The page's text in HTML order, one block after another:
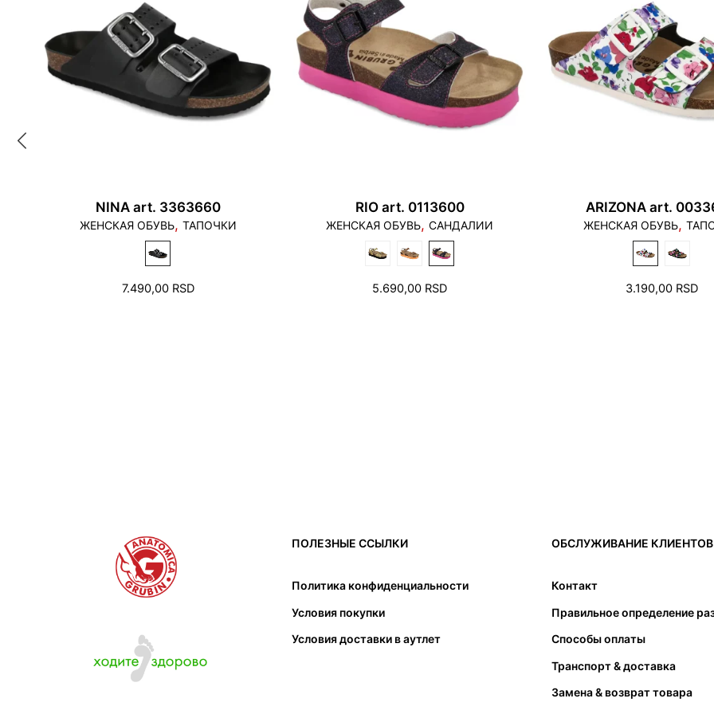
1. Пальцы не
наступать на край
3. Для пальцев
4. Напоминаем, что
возместить
может вызвать
соответствующего
подошвы. Стопа не
NINA art. 3363660
ЖЕНСКАЯ ОБУВЬ, ТАПОЧКИ
7.490,00 RSD
RIO art. 0113600
ЖЕНСКАЯ ОБУВЬ, САНДАЛИИ
5.690,00 RSD
ARIZONA art.
ЖЕНСКАЯ ОБУВЬ,
3.190,00 RSD
ПОЛЕЗНЫЕ ССЫЛКИ
Политика конфиденциальности
Условия покупки
Условия доставки в аутлет
ОБСЛУЖИВАНИЕ КЛИЕНТОВ
Контакт
Правильное определение
Способы оплаты
Транспорт & доставка
Замена & возврат товара